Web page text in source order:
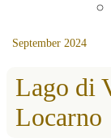
September 2024
Lago di
Locarno